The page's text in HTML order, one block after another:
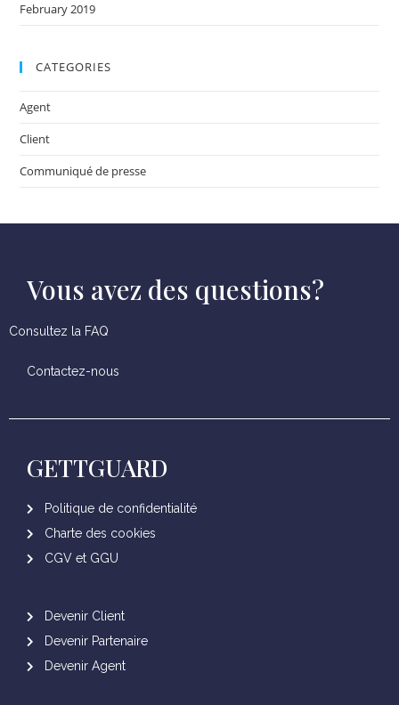
February 2019
CATEGORIES
Agent
Client
Communiqué de presse
Vous avez des questions?
Consultez la FAQ
Contactez-nous
GETTGUARD
Politique de confidentialité
Charte des cookies
CGV et GGU
Devenir Client
Devenir Partenaire
Devenir Agent